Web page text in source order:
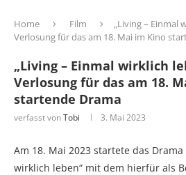
Home Film
„Living – Einmal
Verlosung für das am 18. Mai im Kino
„Living – Einmal wirklich
Verlosung für das am 18.
startende Drama
verfasst vonTobi 3. Mai 2023
Am 18. Mai 2023 startete das Drama
wirklich leben“ mit dem hierfür als